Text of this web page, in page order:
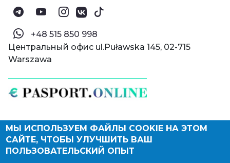
© Паспорт Онлайн 2019—2026
Политика конфиденциальности
Оферта и конфиденциальность:РФ
‪+48 515 850 998‬
Центральный офис ul.Puławska 145, 02-715
Warszawa
МЫ ИСПОЛЬЗУЕМ ФАЙЛЫ COOKIE НА ЭТОМ
САЙТЕ, ЧТОБЫ УЛУЧШИТЬ ВАШ
ПОЛЬЗОВАТЕЛЬСКИЙ ОПЫТ